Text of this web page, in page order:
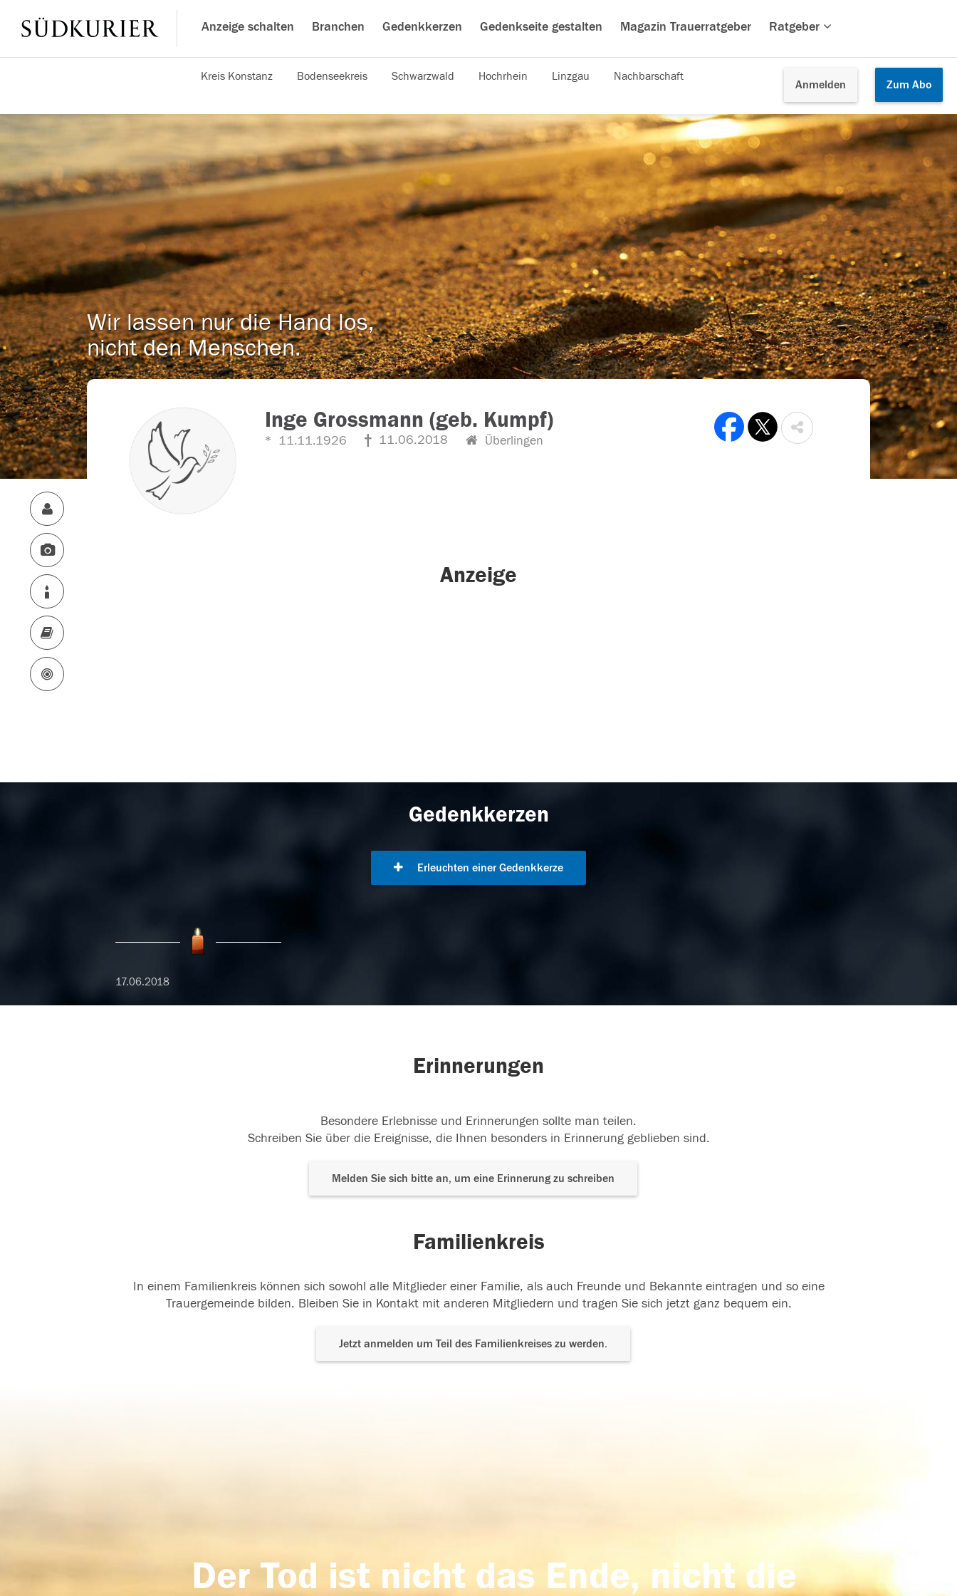
Anzeige schalten Branchen Gedenkkerzen Gedenkseite gestalten Magazin Trauerratgeber Ratgeber
Anmelden Zum Abo
Kreis Konstanz Bodenseekreis Schwarzwald Hochrhein Linzgau Nachbarschaft
Wir lassen nur die Hand los,
nicht den Menschen.
Inge Grossmann (geb. Kumpf)
11.11.1926 11.06.2018 Überlingen
Anzeige
Gedenkkerzen
Erleuchten einer Gedenkkerze
17.06.2018
Erinnerungen
Besondere Erlebnisse und Erinnerungen sollte man teilen.
Schreiben Sie über die Ereignisse, die Ihnen besonders in Erinnerung geblieben sind.
Melden Sie sich bitte an, um eine Erinnerung zu schreiben
Familienkreis
In einem Familienkreis können sich sowohl alle Mitglieder einer Familie, als auch Freunde und Bekannte eintragen und so eine
Trauergemeinde bilden. Bleiben Sie in Kontakt mit anderen Mitgliedern und tragen Sie sich jetzt ganz bequem ein.
Jetzt anmelden um Teil des Familienkreises zu werden.
Der Tod ist nicht das Ende, nicht die